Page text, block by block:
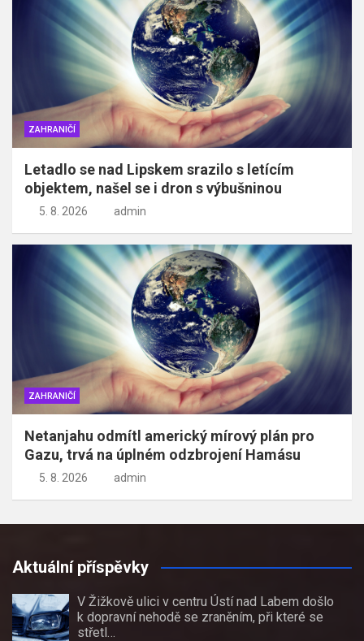
ZAHRANIČÍ
Letadlo se nad Lipskem srazilo s letícím
objektem, našel se i dron s výbušninou
5. 8. 2026 admin
ZAHRANIČÍ
Netanjahu odmítl americký mírový plán pro
Gazu, trvá na úplném odzbrojení Hamásu
5. 8. 2026 admin
Aktuální příspěvky
V Žižkově ulici v centru Ústí nad Labem došlo
k dopravní nehodě se zraněním, při které se
střetl…